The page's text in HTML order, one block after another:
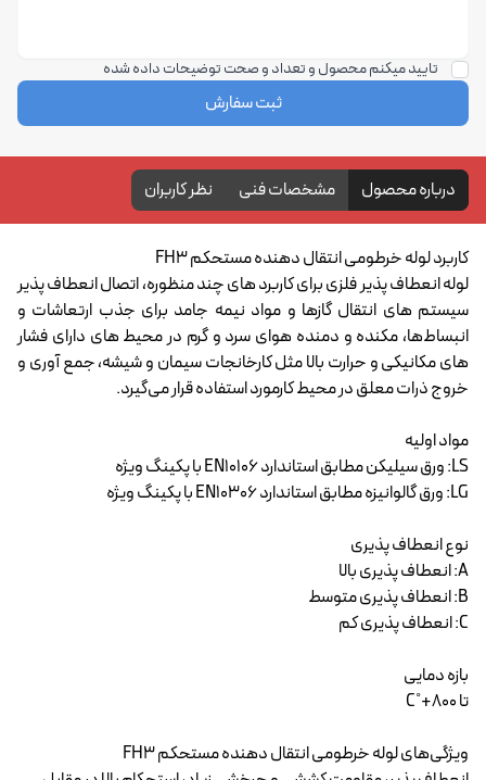
تایید میکنم محصول و تعداد و صحت توضیحات داده شده
ثبت سفارش
درباره محصول مشخصات فنی نظر کاربران
کاربرد لوله خرطومی انتقال دهنده مستحکم FH3
لوله انعطاف پذیر فلزی برای کاربرد های چند منظوره، اتصال انعطاف پذیر
سیستم های انتقال گازها و مواد نیمه جامد برای جذب ارتعاشات و
انبساط‌ها، مکنده و دمنده هوای سرد و گرم در محیط های دارای فشار
های مکانیکی و حرارت بالا مثل کارخانجات سیمان و شیشه، جمع آوری و
خروج ذرات معلق در محیط کارمورد استفاده قرار می‌گیرد.
مواد اولیه
LS: ورق سیلیکن مطابق استاندارد EN10106 با پکینگ ویژه
LG: ورق گالوانیزه مطابق استاندارد EN10306 با پکینگ ویژه
نوع انعطاف پذیری
A: انعطاف پذیری بالا
B: انعطاف پذیری متوسط
C: انعطاف پذیری کم
بازه دمایی
تا C˚+800
ویژگی‌های لوله خرطومی انتقال دهنده مستحکم FH3